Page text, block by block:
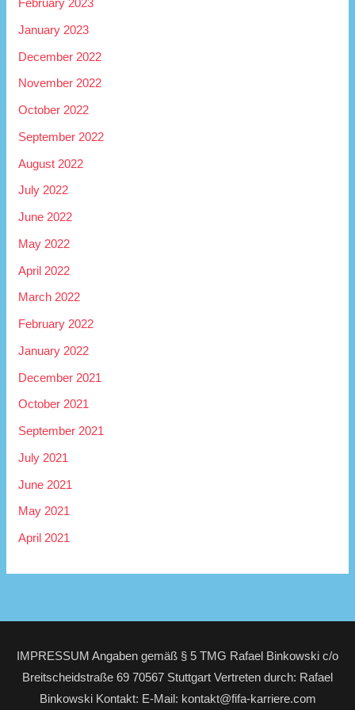
February 2023
January 2023
December 2022
November 2022
October 2022
September 2022
August 2022
July 2022
June 2022
May 2022
April 2022
March 2022
February 2022
January 2022
December 2021
October 2021
September 2021
July 2021
June 2021
May 2021
April 2021
IMPRESSUM Angaben gemäß § 5 TMG Rafael Binkowski c/o
Breitscheidstraße 69 70567 Stuttgart Vertreten durch: Rafael
Binkowski Kontakt: E-Mail: kontakt@fifa-karriere.com